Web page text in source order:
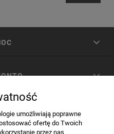
umożliwiają poprawne
ofertę do Twoich
przez nas